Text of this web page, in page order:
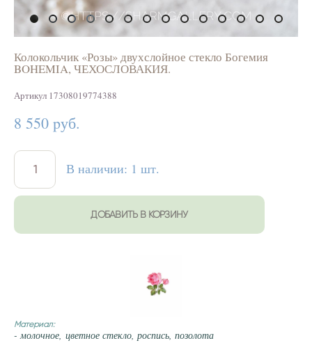
Колокольчик «Розы» двухслойное стекло Богемия
BOHEMIA, ЧЕХОСЛОВАКИЯ.
Артикул 17308019774388
8 550 pуб.
В наличии: 1 шт.
ДОБАВИТЬ В КОРЗИНУ
Материал:
- молочное, цветное стекло, роспись, позолота